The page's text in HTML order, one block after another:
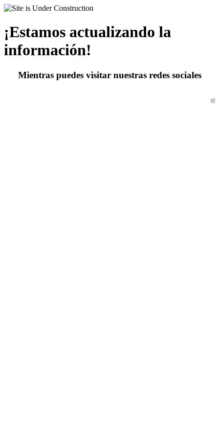
¡Estamos actualizando la
información!
Mientras puedes visitar nuestras redes sociales